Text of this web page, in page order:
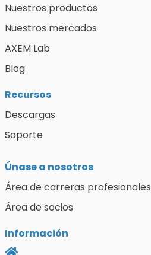
Nuestros productos
Nuestros mercados
AXEM Lab
Blog
Recursos
Descargas
Soporte
Únase a nosotros
Área de carreras profesionales
Área de socios
Información